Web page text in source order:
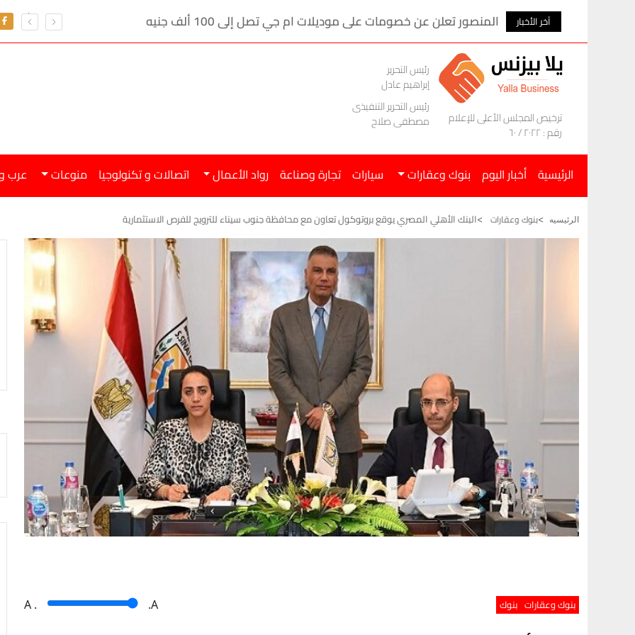
آخر الأخبار المنصور تعلن عن خصومات على موديلات ام جي تصل إلى 100 ألف جنيه
ترخيص المجلس الأعلى للإعلام
رقم : ٢٠٢٢ / ٦٠
رئيس التحرير
إبراهيم عادل
رئيس التحرير التنفيذى
مصطفى صلاح
الرئيسية أخبار اليوم بنوك وعقارات سيارات تجارة وصناعة رواد الأعمال اتصالات و تكنولوجيا منوعات عرب
الرئيسيه بنوك وعقارات البنك الأهلي المصري يوقع بروتوكول تعاون مع محافظة جنوب سيناء للترويج للفرص الاستثمارية
بنوك وعقارات بنوك A . .A